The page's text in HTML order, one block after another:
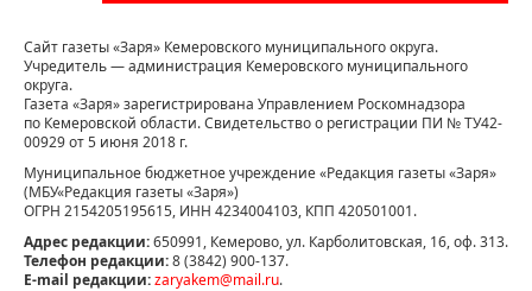
Сайт газеты «Заря» Кемеровского муниципального округа.
Учредитель — администрация Кемеровского муниципального
округа.
Газета «Заря» зарегистрирована Управлением Роскомнадзора
по Кемеровской области. Свидетельство о регистрации ПИ № ТУ42-
00929 от 5 июня 2018 г.
Муниципальное бюджетное учреждение «Редакция газеты «Заря»
(МБУ«Редакция газеты «Заря»)
ОГРН 2154205195615, ИНН 4234004103, КПП 420501001.
Адрес редакции:650991, Кемерово, ул. Карболитовская, 16, оф. 313.
Телефон редакции:8 (3842) 900-137.
E-mail редакции:zaryakem@mail.ru.